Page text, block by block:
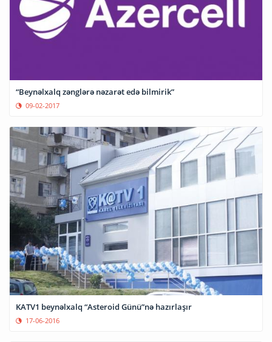
“Beynəlxalq zənglərə nəzarət edə bilmirik”
09-02-2017
KATV1 beynəlxalq “Asteroid Günü”nə hazırlaşır
17-06-2016